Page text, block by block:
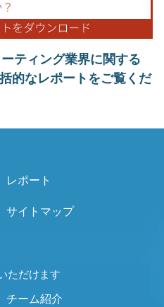
ティング業界に関する
的なレポートをご覧くだ
レポート
サイトマップ
ただけます
チーム紹介